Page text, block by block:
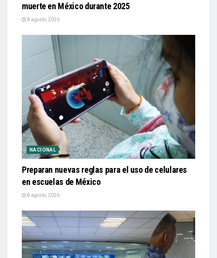
muerte en México durante 2025
8 agosto, 2026
NACIONAL
Preparan nuevas reglas para el uso de celulares
en escuelas de México
8 agosto, 2026